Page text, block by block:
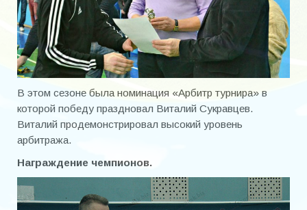
В этом сезоне была номинация «Арбитр турнира» в
которой победу праздновал Виталий Сукравцев.
Виталий продемонстрировал высокий уровень
арбитража.
Награждение чемпионов.